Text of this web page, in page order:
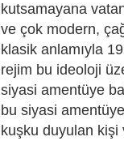
kutsamayana
ve çok modern,
klasik anlamıyla
rejim bu ideoloji
siyasi amentüye
bu siyasi
kuşku duyulan